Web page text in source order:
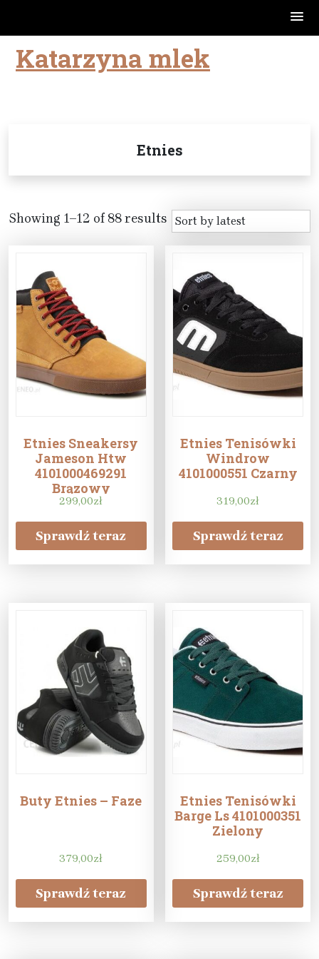
SkipKatarzyna mlek
Etnies
Showing 1–12 of 88 results
Etnies Sneakersy
Jameson Htw
4101000469291
Brązowy
299,00zł
Sprawdź teraz
Etnies Tenisówki
Windrow
4101000551 Czarny
319,00zł
Sprawdź teraz
Buty Etnies – Faze
379,00zł
Sprawdź teraz
Etnies Tenisówki
Barge Ls 4101000351
Zielony
259,00zł
Sprawdź teraz